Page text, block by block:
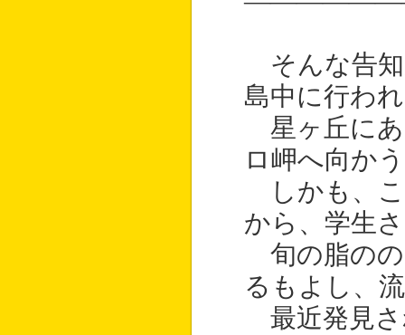
そんな告知
島中に行わ
星ヶ丘にあ
ロ岬へ向か
しかも、こ
から、学生
旬の脂のの
るもよし、
最近発見さ